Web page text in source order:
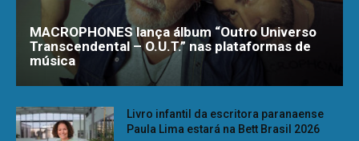
MACROPHONES lança álbum “Outro Universo
Transcendental – O.U.T.” nas plataformas de
música
Livro infantil da escritora paranaense
Paula Lima estará na Bett Brasil 2026